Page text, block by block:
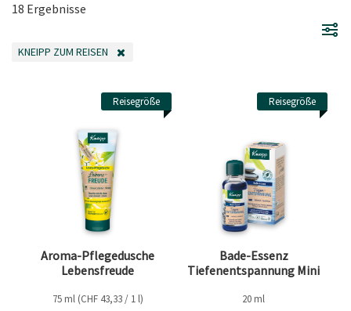
18 Ergebnisse
KNEIPP ZUM REISEN
Reisegröße
Aroma-Pflegedusche
Lebensfreude
75 ml (CHF 43,33 / 1 l)
Reisegröße
Bade-Essenz
Tiefenentspannung Mini
20 ml